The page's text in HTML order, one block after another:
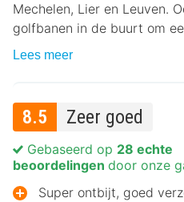
Mechelen, Lier en Leuven.
golfbanen in de buurt om
Lees meer
8.5 Zeer goed
Gebaseerd op 28 echte
beoordelingen door onze
Super ontbijt, goed